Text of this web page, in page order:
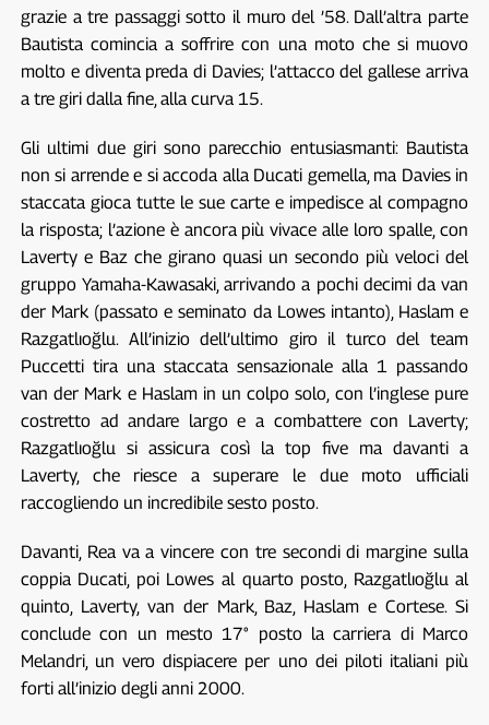
grazie a tre passaggi sotto il muro del ’58. Dall’altra parte
Bautista comincia a soffrire con una moto che si muovo
molto e diventa preda di Davies; l’attacco del gallese arriva
a tre giri dalla fine, alla curva 15.
Gli ultimi due giri sono parecchio entusiasmanti: Bautista
non si arrende e si accoda alla Ducati gemella, ma Davies in
staccata gioca tutte le sue carte e impedisce al compagno
la risposta; l’azione è ancora più vivace alle loro spalle, con
Laverty e Baz che girano quasi un secondo più veloci del
gruppo Yamaha-Kawasaki, arrivando a pochi decimi da van
der Mark (passato e seminato da Lowes intanto), Haslam e
Razgatlıoğlu. All’inizio dell’ultimo giro il turco del team
Puccetti tira una staccata sensazionale alla 1 passando
van der Mark e Haslam in un colpo solo, con l’inglese pure
costretto ad andare largo e a combattere con Laverty;
Razgatlıoğlu si assicura così la top five ma davanti a
Laverty, che riesce a superare le due moto ufficiali
raccogliendo un incredibile sesto posto.
Davanti, Rea va a vincere con tre secondi di margine sulla
coppia Ducati, poi Lowes al quarto posto, Razgatlıoğlu al
quinto, Laverty, van der Mark, Baz, Haslam e Cortese. Si
conclude con un mesto 17° posto la carriera di Marco
Melandri, un vero dispiacere per uno dei piloti italiani più
forti all’inizio degli anni 2000.